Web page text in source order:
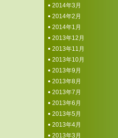
2014年3月
2014年2月
2014年1月
2013年12月
2013年11月
2013年10月
2013年9月
2013年8月
2013年7月
2013年6月
2013年5月
2013年4月
2013年3月